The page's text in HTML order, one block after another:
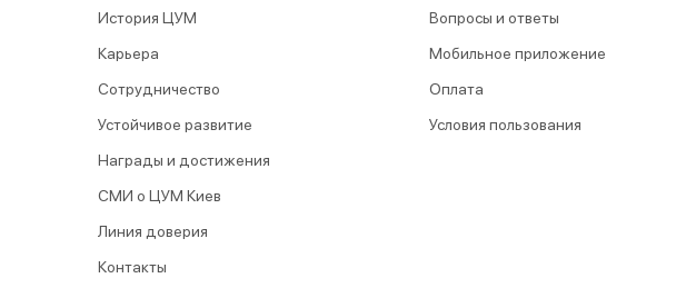
История ЦУМ
Карьера
Сотрудничество
Устойчивое развитие
Награды и достижения
СМИ о ЦУМ Киев
Линия доверия
Контакты
Вопросы и ответы
Мобильное приложение
Оплата
Условия пользования